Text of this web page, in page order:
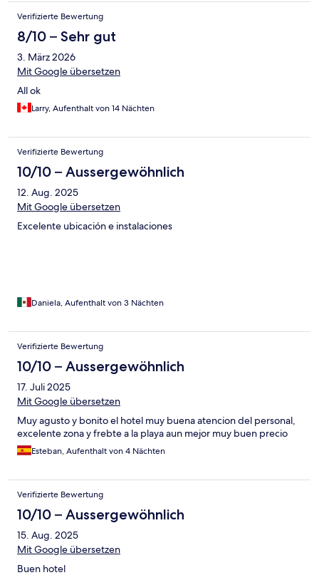
Verifizierte Bewertung
8/10 – Sehr gut
3. März 2026
Mit Google übersetzen
All ok
Larry, Aufenthalt von 14 Nächten
Verifizierte Bewertung
10/10 – Aussergewöhnlich
12. Aug. 2025
Mit Google übersetzen
Excelente ubicación e instalaciones
Daniela, Aufenthalt von 3 Nächten
Verifizierte Bewertung
10/10 – Aussergewöhnlich
17. Juli 2025
Mit Google übersetzen
Muy agusto y bonito el hotel muy buena atencion del personal,
excelente zona y frebte a la playa aun mejor muy buen precio
Esteban, Aufenthalt von 4 Nächten
Verifizierte Bewertung
10/10 – Aussergewöhnlich
15. Aug. 2025
Mit Google übersetzen
Buen hotel